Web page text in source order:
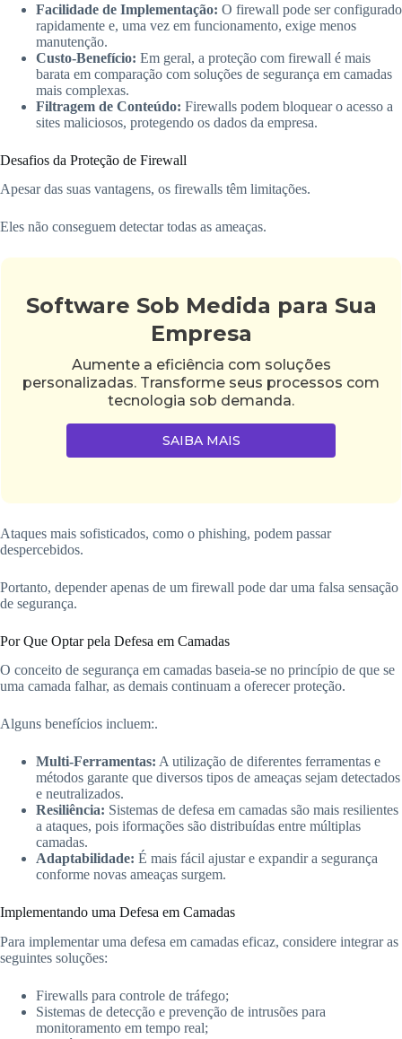
Facilidade de Implementação: O firewall pode ser configurado
rapidamente e, uma vez em funcionamento, exige menos
manutenção.
Custo-Benefício: Em geral, a proteção com firewall é mais
barata em comparação com soluções de segurança em camadas
mais complexas.
Filtragem de Conteúdo: Firewalls podem bloquear o acesso a
sites maliciosos, protegendo os dados da empresa.
Desafios da Proteção de Firewall
Apesar das suas vantagens, os firewalls têm limitações.
Eles não conseguem detectar todas as ameaças.
Software Sob Medida para Sua
Empresa
Aumente a eficiência com soluções
personalizadas. Transforme seus processos com
tecnologia sob demanda.
SAIBA MAIS
Ataques mais sofisticados, como o phishing, podem passar
despercebidos.
Portanto, depender apenas de um firewall pode dar uma falsa sensação
de segurança.
Por Que Optar pela Defesa em Camadas
O conceito de segurança em camadas baseia-se no princípio de que se
uma camada falhar, as demais continuam a oferecer proteção.
Alguns benefícios incluem:.
Multi-Ferramentas: A utilização de diferentes ferramentas e
métodos garante que diversos tipos de ameaças sejam detectados
e neutralizados.
Resiliência: Sistemas de defesa em camadas são mais resilientes
a ataques, pois iformações são distribuídas entre múltiplas
camadas.
Adaptabilidade: É mais fácil ajustar e expandir a segurança
conforme novas ameaças surgem.
Implementando uma Defesa em Camadas
Para implementar uma defesa em camadas eficaz, considere integrar as
seguintes soluções:
Firewalls para controle de tráfego;
Sistemas de detecção e prevenção de intrusões para
monitoramento em tempo real;